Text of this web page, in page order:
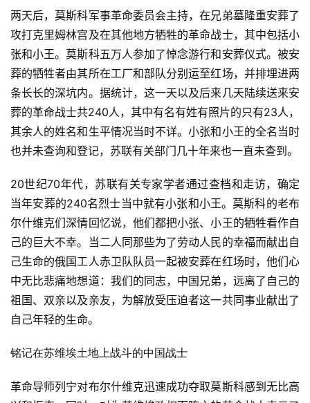
两天后，莫斯科军事革命委员会主持，在兄弟墓隆重安葬了
攻打克里姆林宫及在其他地方牺牲的革命战士，其中包括小
张和小王。莫斯科五万人参加了悼念游行和安葬仪式。被安
葬的牺牲者由其所在工厂和部队分别运至红场，并排埋进两
条长长的深坑内。据统计，这一天以及后来几天陆续送来安
葬的革命战士共240人，其中有名有姓有照片的只有23人，
其余人的姓名和生平情况当时不详。小张和小王的全名当时
也并未查询和登记，苏联有关部门几十年来也一直未查到。
20世纪70年代，苏联有关专家学者通过查档和走访，确定
当年安葬的240名烈士当中就有小张和小王。莫斯科的老布
尔什维克们深情回忆说，他们都把小张、小王的牺牲看作自
己的巨大不幸。当二人同那些为了劳动人民的幸福而献出自
己生命的俄国工人赤卫队队员一起被安葬在红场时，他们心
中无比悲痛地想道：我们的同志，中国兄弟，远离了自己的
祖国、双亲以及亲友，为解放受压迫者这一共同事业献出了
自己年轻的生命。
铭记在苏维埃土地上战斗的中国战士
革命导师列宁对布尔什维克迅速成功夺取莫斯科感到无比高